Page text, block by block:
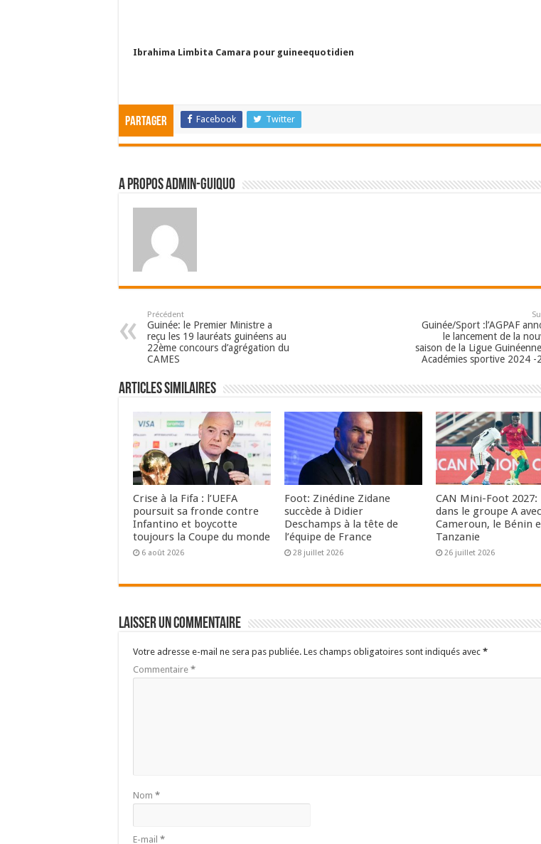
Ibrahima Limbita Camara pour guineequotidien
Partager Facebook Twitter
A propos admin-guiquo
Précédent
Guinée: le Premier Ministre a
reçu les 19 lauréats guinéens au
22ème concours d’agrégation du
CAMES
Guinée/Sport :l’AGPAF
le lancement de la
saison de la Ligue
Académies sportive 2024 -
Articles Similaires
Crise à la Fifa : l’UEFA
poursuit sa fronde contre
Infantino et boycotte
toujours la Coupe du monde
6 août 2026
Foot: Zinédine Zidane
succède à Didier
Deschamps à la tête de
l’équipe de France
28 juillet 2026
CAN Mini-Foot 2027:
dans le groupe A
Cameroun, le Bénin
Tanzanie
26 juillet 2026
Laisser un commentaire
Votre adresse e-mail ne sera pas publiée. Les champs obligatoires sont indiqués avec *
Commentaire *
Nom *
E-mail *